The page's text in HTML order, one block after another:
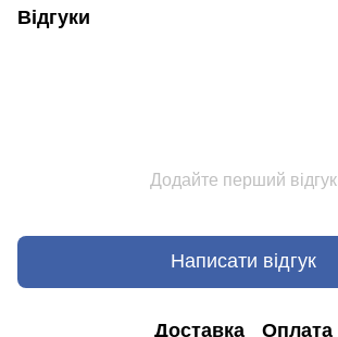
Відгуки
Додайте перший відгук
Написати відгук
Доставка Оплата